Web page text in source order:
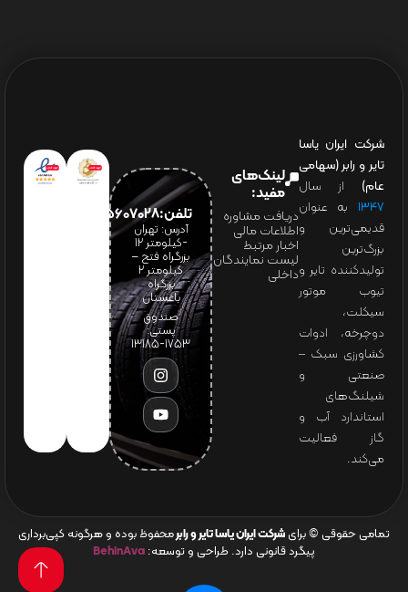
شرکت ایران یاسا
تایر و رابر (سهامی
عام) از سال
۱۳۴۷ به عنوان
قدیمی‌ترین و
بزرگ‌ترین
تولیدکننده تایر و
تیوب موتور
سیکلت،
دوچرخه، ادوات
کشاورزی سبک –
صنعتی و
شیلنگ‌های
استاندارد آب و
گاز فعالیت
می‌کند.
لینک‌های
مفید:
دریافت مشاوره
اطلاعات مالی
اخبار مرتبط
لیست نمایندگان
داخلی
تلفن:65607028(021)
آدرس: تهران
-کیلومتر 12
بزرگراه فتح –
کیلومتر ۲
بزرگراه
باغستان
صندوق
پستی:
1753-13185
تمامی حقوقی © برای شرکت ایران یاسا تایر و رابرمحفوظ بوده و هرگونه کپی‌برداری
پیگرد قانونی دارد. طراحی و توسعه: BehinAva